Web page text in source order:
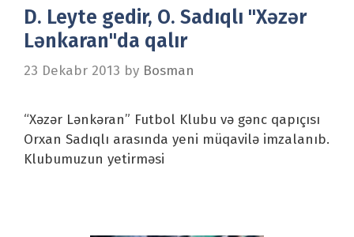
D. Leyte gedir, O. Sadıqlı "Xəzər
Lənkaran"da qalır
23 Dekabr 2013 by Bosman
“Xəzər Lənkəran” Futbol Klubu və gənc qapıçısı
Orxan Sadıqlı arasında yeni müqavilə imzalanıb.
Klubumuzun yetirməsi